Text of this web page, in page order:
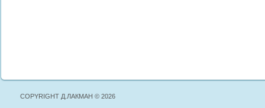
COPYRIGHT Д.ЛАКМАН © 2026